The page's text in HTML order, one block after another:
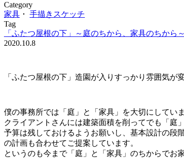
Category
家具 ・ 手描きスケッチ
Tag
「ふたつ屋根の下」～庭のちから、家具のちから～
2020.10.8
「ふたつ屋根の下」造園が入りすっかり雰囲気が
僕の事務所では「庭」と「家具」を大切にしていま
クライアントさんには建築面積を削ってでも「庭
予算は残しておけるようお願いし、基本設計の段
の計画も合わせてご提案しています。
というのも今まで「庭」と「家具」のちからでお